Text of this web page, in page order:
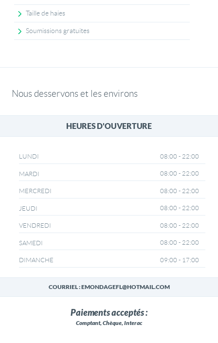
Taille de haies
Soumissions gratuites
Nous desservons et les environs
HEURES D'OUVERTURE
LUNDI 08:00 - 22:00
MARDI 08:00 - 22:00
MERCREDI 08:00 - 22:00
JEUDI 08:00 - 22:00
VENDREDI 08:00 - 22:00
SAMEDI 08:00 - 22:00
DIMANCHE 09:00 - 17:00
COURRIEL : EMONDAGEFL@HOTMAIL.COM
Paiements acceptés :
Comptant, Chèque, Interac